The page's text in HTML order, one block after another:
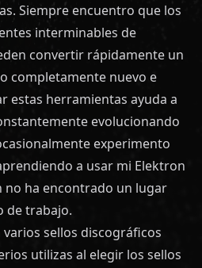
Siempre encuentro que los
interminables de
convertir rápidamente un
completamente nuevo e
estas herramientas ayuda a
evolucionando
experimento
a usar mi Elektron
no ha encontrado un lugar
de trabajo.
sellos discográficos
utilizas al elegir los sellos